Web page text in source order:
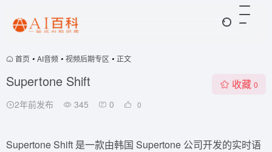
首页 • AI音频 • 视频后期专区 • 正文
Supertone Shift
2年前发布 345 0 0
收藏 0
Supertone Shift 是一款由韩国 Supertone 公司开发的实时语